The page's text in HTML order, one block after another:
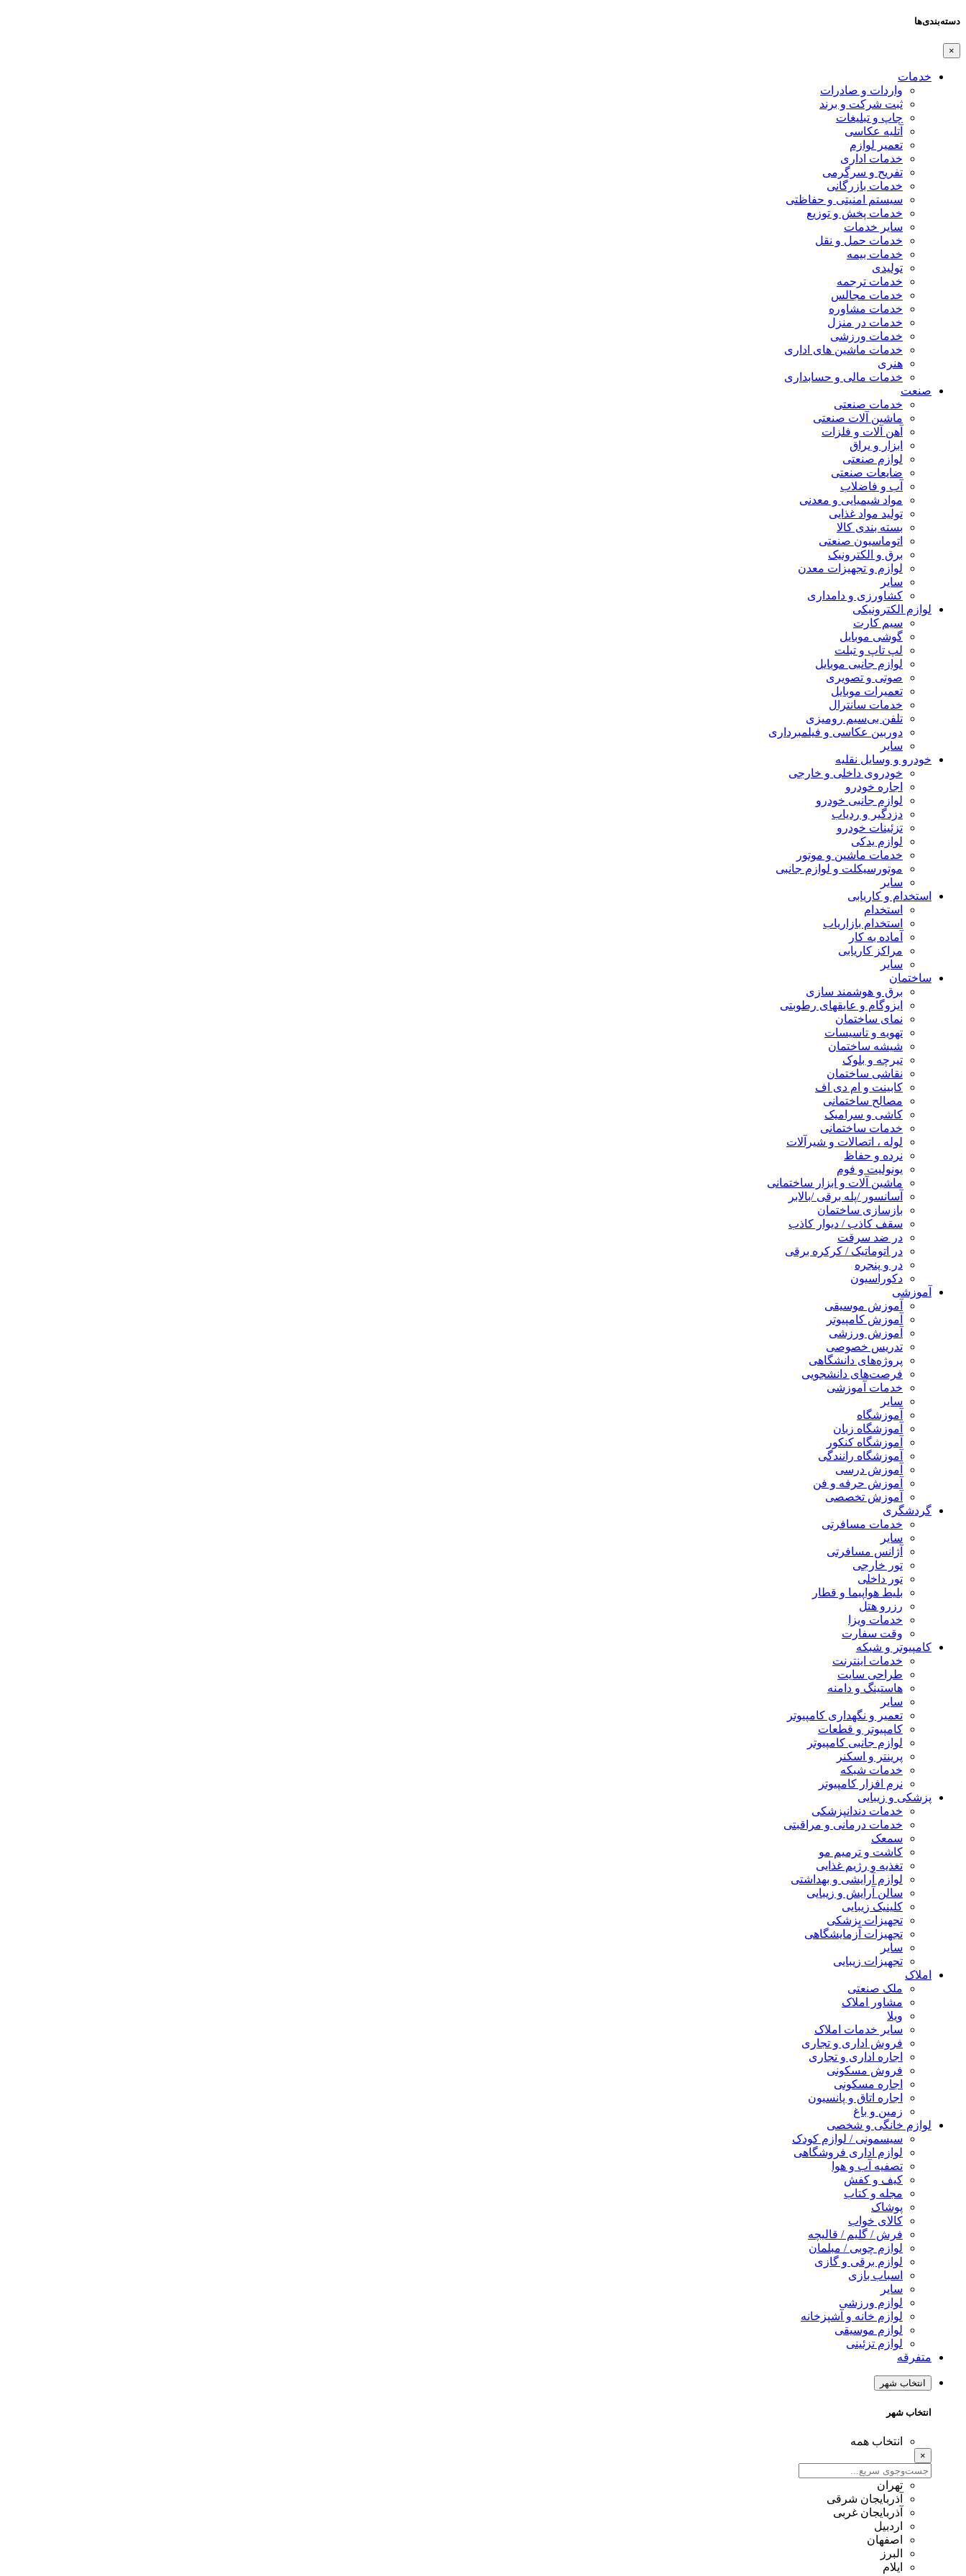
دسته‌بندی‌ها
×
خدمات
واردات و صادرات
ثبت شرکت و برند
چاپ و تبلیغات
آتلیه عکاسی
تعمیر لوازم
خدمات اداری
تفریح و سرگرمی
خدمات بازرگانی
سیستم امنیتی و حفاظتی
خدمات پخش و توزیع
سایر خدمات
خدمات حمل و نقل
خدمات بیمه
تولیدی
خدمات ترجمه
خدمات مجالس
خدمات مشاوره
خدمات در منزل
خدمات ورزشی
خدمات ماشین های اداری
هنری
خدمات مالی و حسابداری
صنعت
خدمات صنعتی
ماشین آلات صنعتی
آهن آلات و فلزات
ابزار و یراق
لوازم صنعتی
ضایعات صنعتی
آب و فاضلاب
مواد شیمیایی و معدنی
تولید مواد غذایی
بسته بندی کالا
اتوماسیون صنعتی
برق و الکترونیک
لوازم و تجهیزات معدن
سایر
کشاورزی و دامداری
لوازم الکترونیکی
سیم کارت
گوشی موبایل
لپ تاپ و تبلت
لوازم جانبی موبایل
صوتی و تصویری
تعمیرات موبایل
خدمات سانترال
تلفن بی‌سیم رومیزی
دوربین عکاسی و فیلمبرداری
سایر
خودرو و وسایل نقلیه
خودروی داخلی و خارجی
اجاره خودرو
لوازم جانبی خودرو
دزدگیر و ردیاب
تزئینات خودرو
لوازم یدکی
خدمات ماشین و موتور
موتورسیکلت و لوازم جانبی
سایر
استخدام و کاریابی
استخدام
استخدام بازاریاب
آماده به کار
مراکز کاریابی
سایر
ساختمان
برق و هوشمند سازی
ایزوگام و عایقهای رطوبتی
نمای ساختمان
تهویه و تاسیسات
شیشه ساختمان
تیرچه و بلوک
نقاشی ساختمان
کابینت و ام دی اف
مصالح ساختمانی
کاشی و سرامیک
خدمات ساختمانی
لوله ، اتصالات و شیرآلات
نرده و حفاظ
یونولیت و فوم
ماشین آلات و ابزار ساختمانی
آسانسور /پله برقی /بالابر
بازسازی ساختمان
سقف کاذب / دیوار کاذب
در ضد سرقت
در اتوماتیک / کرکره برقی
در و پنجره
دکوراسیون
آموزشی
آموزش موسیقی
آموزش کامپیوتر
آموزش ورزشی
تدریس خصوصی
پروژه‌های دانشگاهی
فرصت‌های دانشجویی
خدمات آموزشی
سایر
آموزشگاه
آموزشگاه زبان
آموزشگاه کنکور
آموزشگاه رانندگی
آموزش درسی
آموزش حرفه و فن
آموزش تخصصی
گردشگری
خدمات مسافرتی
سایر
آژانس مسافرتی
تور خارجی
تور داخلی
بلیط هواپیما و قطار
رزرو هتل
خدمات ویزا
وقت سفارت
کامپیوتر و شبکه
خدمات اینترنت
طراحی سایت
هاستینگ و دامنه
سایر
تعمیر و نگهداری کامپیوتر
کامپیوتر و قطعات
لوازم جانبی کامپیوتر
پرینتر و اسکنر
خدمات شبکه
نرم افزار کامپیوتر
پزشکی و زیبایی
خدمات دندانپزشکی
خدمات درمانی و مراقبتی
سمعک
کاشت و ترمیم مو
تغذیه و رژیم غذایی
لوازم آرایشی و بهداشتی
سالن آرایش و زیبایی
کلینیک زیبایی
تجهیزات پزشکی
تجهیزات آزمایشگاهی
سایر
تجهیزات زیبایی
املاک
ملک صنعتی
مشاور املاک
ویلا
سایر خدمات املاک
فروش اداری و تجاری
اجاره اداری و تجاری
فروش مسکونی
اجاره مسکونی
اجاره اتاق و پانسیون
زمین و باغ
لوازم خانگی و شخصی
سیسمونی / لوازم کودک
لوازم اداری فروشگاهی
تصفیه آب و هوا
کیف و کفش
مجله و کتاب
پوشاک
کالای خواب
فرش / گلیم / قالیچه
لوازم چوبی / مبلمان
لوازم برقی و گازی
اسباب بازی
سایر
لوازم ورزشی
لوازم خانه و آشپزخانه
لوازم موسیقی
لوازم تزئینی
متفرقه
انتخاب شهر
انتخاب شهر
انتخاب همه
×
تهران
آذربایجان شرقی
آذربایجان غربی
اردبیل
اصفهان
البرز
ایلام